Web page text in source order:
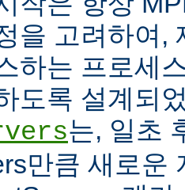
을 고려하여,
하는 프로세
도록 설계되
는, 일초
만큼 새로운